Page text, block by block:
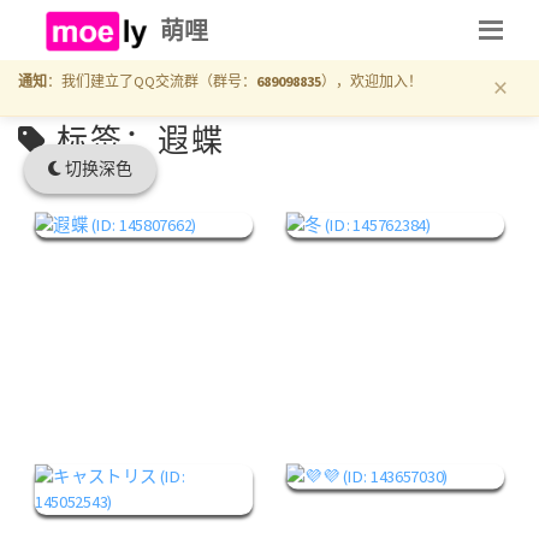
切换深色
萌哩
通知 ：我们建立了QQ交流群（群号： 689098835），欢迎加入！ ×
标签：遐蝶